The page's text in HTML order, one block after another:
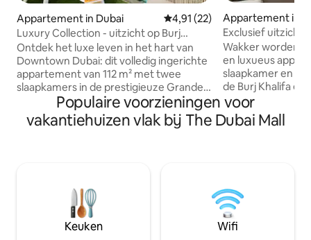
Appartement in Dubai Gemiddelde beoordeling van
4,91 (22)
Luxury Collection - uitzicht op Burj
Khalifa en de fontein
Ontdek het luxe leven in het hart van
Downtown Dubai: dit volledig ingerichte
appartement van 112 m² met twee
slaapkamers in de prestigieuze Grande
Tower biedt een panoramisch uitzicht
op de Burj Khalifa en de fonteinshow, op
slechts een steenworp afstand van het
voor de deur. Geschikt voor maximaal
zes gasten — ideaal voor
stadsontdekkers, koppels of
zakenreizigers die op zoek zijn naar
Appartement in
Exclusief uitzicht
toegang tot Dubai
Wakker worden
en luxueus
slaapkamer en
de Burj Khalifa
appartement
de Dubai Mall en
van het vuurwerk
gemakkelijk en
gratis
van de beste eet-
Populaire voorzieningen voor
vakantiehuizen vlak bij The Dubai Mall
Keuken Wifi